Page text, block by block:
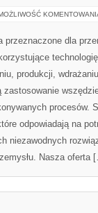
przeznaczone dla
produkcji,
zastosowanie
procesów.
odpowiadają na
niezawodnych
Nasza oferta